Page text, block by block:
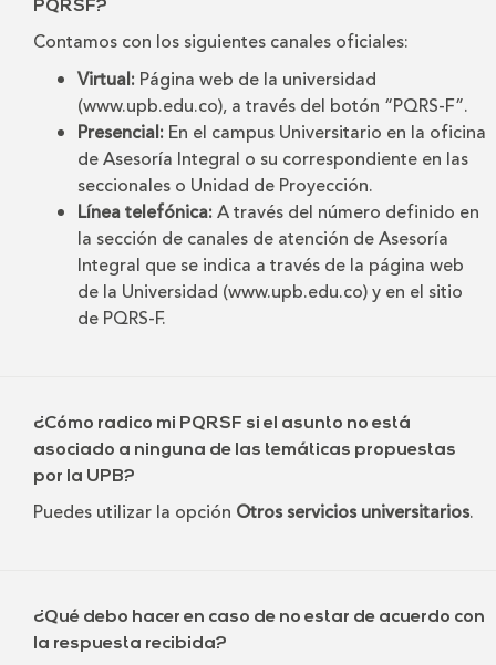
PQRSF?
Contamos con los siguientes canales oficiales:
Virtual: Página web de la universidad
(www.upb.edu.co), a través del botón “PQRS-F”.
Presencial: En el campus Universitario en la oficina
de Asesoría Integral o su correspondiente en las
seccionales o Unidad de Proyección.
Línea telefónica:A través del número definido en
la sección de canales de atención de Asesoría
Integral que se indica a través de la página web
de la Universidad (www.upb.edu.co) y en el sitio
de PQRS-F.
¿Cómo radico mi PQRSF si el asunto no está
asociado a ninguna de las temáticas propuestas
por la UPB?
Puedes utilizar la opción Otros servicios universitarios.
¿Qué debo hacer en caso de no estar de acuerdo con
la respuesta recibida?